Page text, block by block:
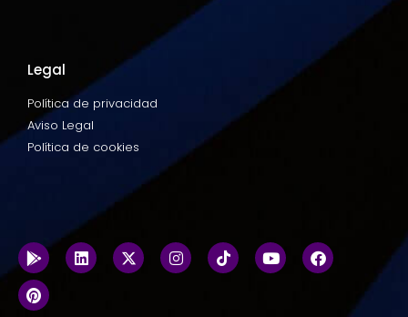
Legal
Política de privacidad
Aviso Legal
Política de cookies